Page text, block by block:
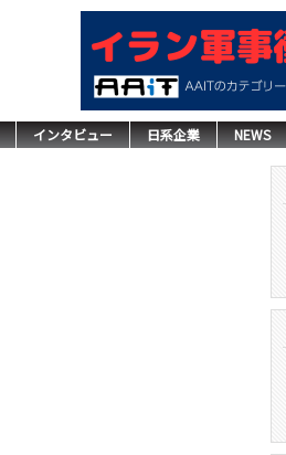
インタビュー 日系企業 NEWS